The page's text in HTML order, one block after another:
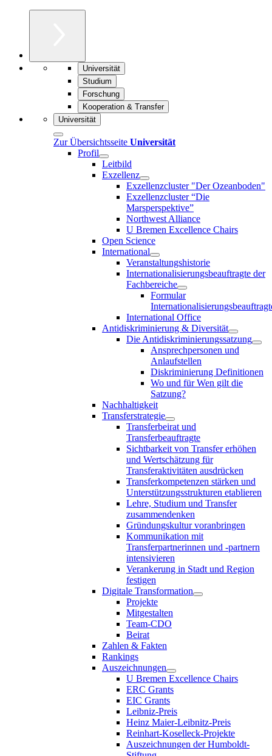
Universität
Studium
Forschung
Kooperation & Transfer
Universität
Zur Übersichtsseite Universität
Profil
Leitbild
Exzellenz
Exzellenzcluster "Der Ozeanboden"
Exzellenzcluster “Die
Marsperspektive”
Northwest Alliance
U Bremen Excellence Chairs
Open Science
International
Veranstaltungshistorie
Internationalisierungsbeauftragte der
Fachbereiche
Formular
International Office
Antidiskriminierung & Diversität
Die Antidiskriminierungssatzung
Ansprechpersonen und
Anlaufstellen
Diskriminierung Definitionen
Wo und für Wen gilt die
Satzung?
Nachhaltigkeit
Transferstrategie
Transferbeirat und
Transferbeauftragte
Sichtbarkeit von Transfer erhöhen
und Wertschätzung für
Transferaktivitäten ausdrücken
Transferkompetenzen stärken und
Unterstützungsstrukturen etablieren
Lehre, Studium und Transfer
zusammendenken
Gründungskultur voranbringen
Kommunikation mit
Transferpartnerinnen und -partnern
intensivieren
Verankerung in Stadt und Region
festigen
Digitale Transformation
Projekte
Mitgestalten
Team-CDO
Beirat
Zahlen & Fakten
Rankings
Auszeichnungen
U Bremen Excellence Chairs
ERC Grants
EIC Grants
Leibniz-Preis
Heinz Maier-Leibnitz-Preis
Reinhart-Koselleck-Projekte
Auszeichnungen der Humboldt-